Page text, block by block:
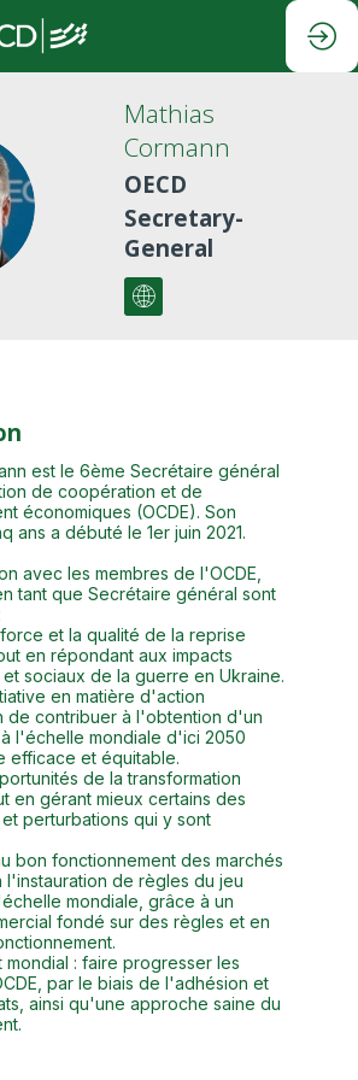
Mathias
Cormann
OECD
Secretary-
General
est le 6ème Secrétaire général
de coopération et de
économiques (OCDE). Son
ans a débuté le 1er juin 2021.
avec les membres de l'OCDE,
tant que Secrétaire général sont
et la qualité de la reprise
en répondant aux impacts
sociaux de la guerre en Ukraine.
en matière d'action
de contribuer à l'obtention d'un
l'échelle mondiale d'ici 2050
efficace et équitable.
de la transformation
en gérant mieux certains des
perturbations qui y sont
bon fonctionnement des marchés
l'instauration de règles du jeu
mondiale, grâce à un
fondé sur des règles et en
mondial : faire progresser les
par le biais de l'adhésion et
ainsi qu'une approche saine du